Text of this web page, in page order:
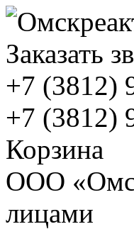
Заказать
+7 (3812)
+7 (3812)
Корзина
ООО
лицами